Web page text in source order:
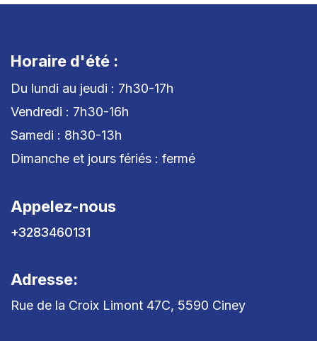
Horaire d'été :
Du lundi au jeudi : 7h30-17h
Vendredi : 7h30-16h
Samedi : 8h30-13h
Dimanche et jours fériés : fermé
Appelez-nous
+3283460131
Adresse:
Rue de la Croix Limont 47C, 5590 Ciney